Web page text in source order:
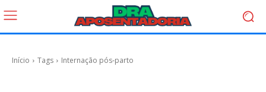
Início Tags Internação pós‑parto